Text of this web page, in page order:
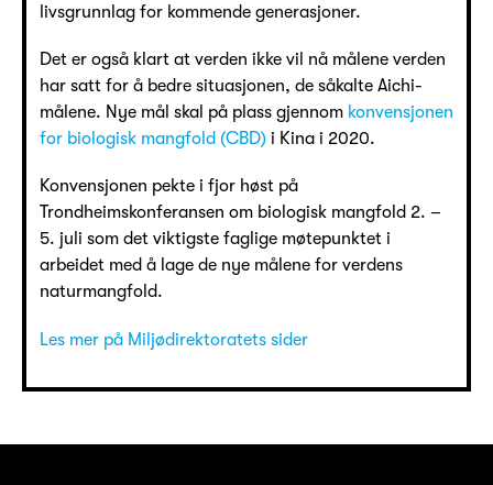
livsgrunnlag for kommende generasjoner.
Det er også klart at verden ikke vil nå målene verden
har satt for å bedre situasjonen, de såkalte Aichi-
målene. Nye mål skal på plass gjennom konvensjonen
for biologisk mangfold (CBD) i Kina i 2020.
Konvensjonen pekte i fjor høst på
Trondheimskonferansen om biologisk mangfold 2. –
5. juli som det viktigste faglige møtepunktet i
arbeidet med å lage de nye målene for verdens
naturmangfold.
Les mer på Miljødirektoratets sider